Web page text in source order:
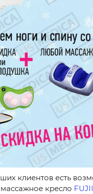
клиентов есть
кресло